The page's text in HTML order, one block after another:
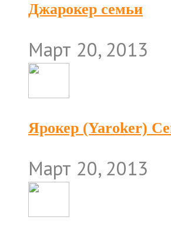
Джарокер семьи
Март 20, 2013
Ярокер (Yaroker)
Март 20, 2013